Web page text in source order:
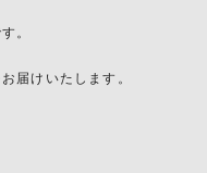
。
けいたします。